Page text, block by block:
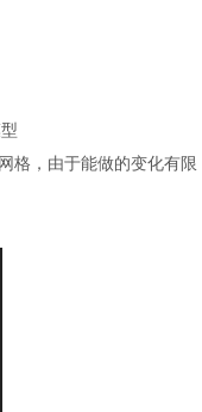
格，由于能做的变化有限